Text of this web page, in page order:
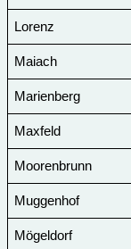
Lorenz
Maiach
Marienberg
Maxfeld
Moorenbrunn
Muggenhof
Mögeldorf